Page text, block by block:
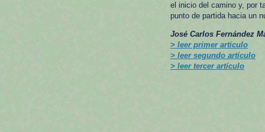
el inicio del camino y, por
punto de partida hacia un
José Carlos Fernández
> leer primer artículo
> leer segundo artículo
> leer tercer artículo